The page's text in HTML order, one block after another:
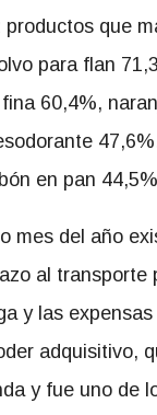
que
para flan
60,4%,
en pan 44,5%
mes del año
al transporte
y las
adquisitivo,
y fue uno de